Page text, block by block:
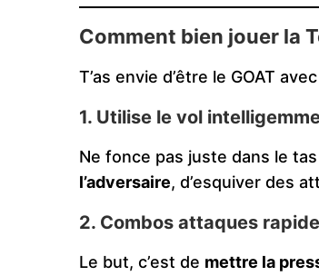
Comment bien jouer la
T’as envie d’être le GOAT
1. Utilise le vol
Ne fonce pas juste dans le
l’adversaire, d’esquiver des
2. Combos attaques
Le but, c’est de mettre la